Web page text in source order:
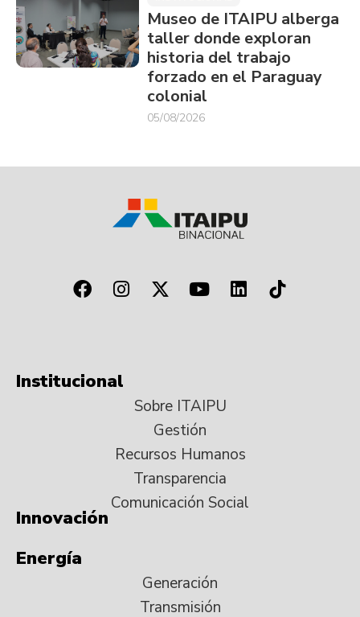
Museo de ITAIPU alberga
taller donde exploran
historia del trabajo
forzado en el Paraguay
colonial
05/08/2026
Institucional
Sobre ITAIPU
Gestión
Recursos Humanos
Transparencia
Comunicación Social
Innovación
Energía
Generación
Transmisión